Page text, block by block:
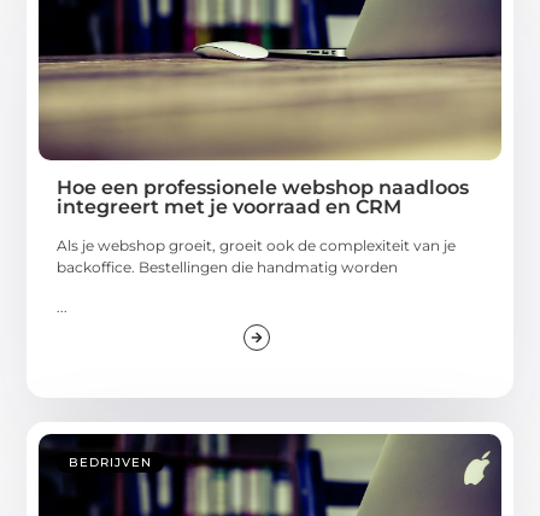
Hoe een professionele webshop naadloos
integreert met je voorraad en CRM
Als je webshop groeit, groeit ook de complexiteit van je
backoffice. Bestellingen die handmatig worden
BEDRIJVEN